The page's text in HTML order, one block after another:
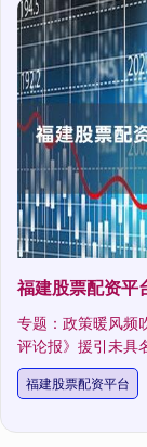
福建股票配资平
专题：政策暖风频
评论报》援引未具
福建股票配资平台